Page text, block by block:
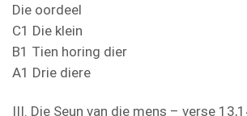
Die oordeel
C1 Die klein
B1 Tien horing dier
A1 Drie diere
III. Die Seun van die mens – verse